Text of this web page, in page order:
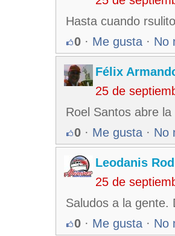
Hasta cuando
0 · Me gusta · No
Félix
25 de
Roel Santos abre
0 · Me gusta · No
Leodanis
25 de
Saludos a la gente.
0 · Me gusta · No